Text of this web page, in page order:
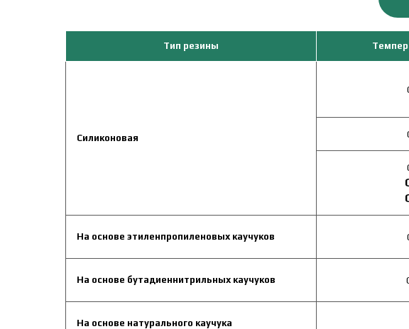
Тип резины
Силиконовая
На основе этиленпропиленовых каучуков
На основе бутадиеннитрильных каучуков
На основе натурального каучука